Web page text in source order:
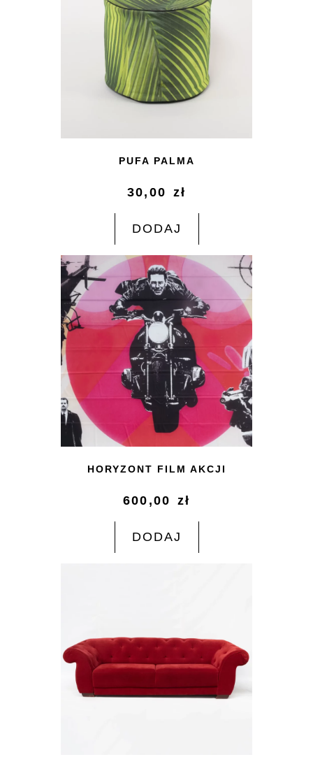
PUFA PALMA
30,00 zł
DODAJ
HORYZONT FILM AKCJI
600,00 zł
DODAJ